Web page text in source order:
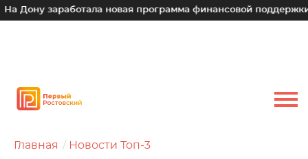
заработала новая программа финансовой поддержки
Главная Новости Топ-3